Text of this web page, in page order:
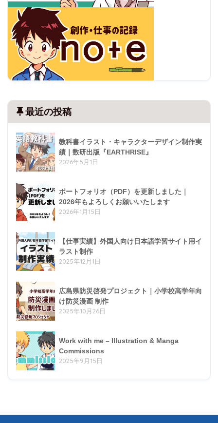
最近の投稿
教科書イラスト・キャラクターデザイン制作実
績｜数研出版『EARTHRISE』
2026年5月1日
ポートフォリオ（PDF）を更新しました｜
2026年もよろしくお願いいたします
2026年1月15日
【仕事実績】外国人向け日本語学習サイト用イ
ラスト制作
2025年12月1日
広島県防災啓発プロジェクト｜小学校高学年向
け防災漫画 制作
2025年10月26日
Work with me – Illustration & Manga
Commissions
2025年9月15日